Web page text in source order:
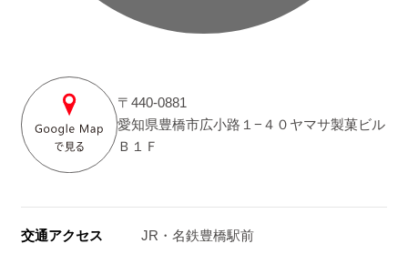
〒440-0881
愛知県豊橋市広小路１−４０ヤマサ製菓ビル
Ｂ１Ｆ
交通アクセス JR・名鉄豊橋駅前